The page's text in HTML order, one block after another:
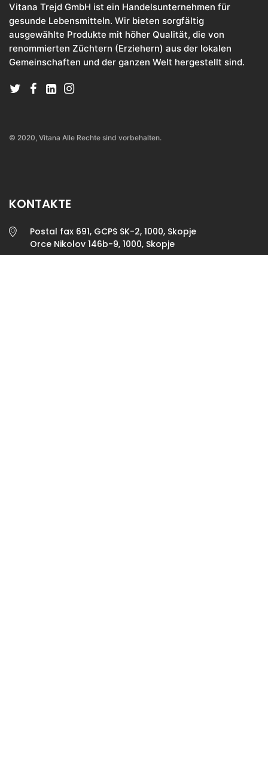
Vitana Trejd GmbH ist ein Handelsunternehmen für
gesunde Lebensmitteln. Wir bieten sorgfältig
ausgewählte Produkte mit höher Qualität, die von
renommierten Züchtern (Erziehern) aus der lokalen
Gemeinschaften und der ganzen Welt hergestellt sind.
© 2020, Vitana Alle Rechte sind vorbehalten.
KONTAKTE
Postal fax 691, GCPS SK-2, 1000, Skopje
Orce Nikolov 146b-9, 1000, Skopje